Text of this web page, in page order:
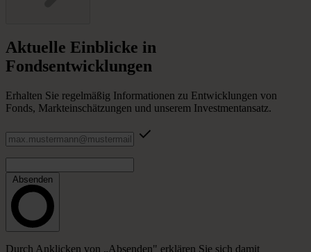
Aktuelle Einblicke in
Fondsentwicklungen
Erhalten Sie regelmäßig Informationen zu Entwicklungen von
Fonds, Markteinschätzungen und unserem Investmentansatz.
Absenden
Durch Anklicken von „Absenden" erklären Sie sich damit